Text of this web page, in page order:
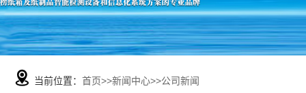
当前位置： 首页>>新闻中心>>公司新闻